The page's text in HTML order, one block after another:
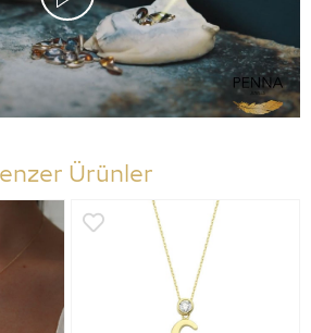
Ürünler